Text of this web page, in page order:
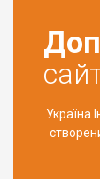
Україна